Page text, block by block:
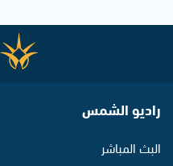
راديو الشمس
البث المباشر